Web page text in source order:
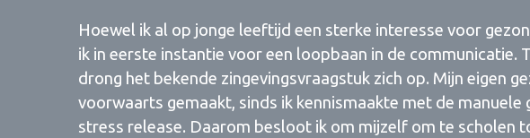
Hoewel ik al op jonge leeftijd een sterke interesse voor
ik in eerste instantie voor een loopbaan in de communicatie.
drong het bekende zingevingsvraagstuk zich op. Mijn eigen
voorwaarts gemaakt, sinds ik kennismaakte met de
stress release. Daarom besloot ik om mijzelf om te scholen